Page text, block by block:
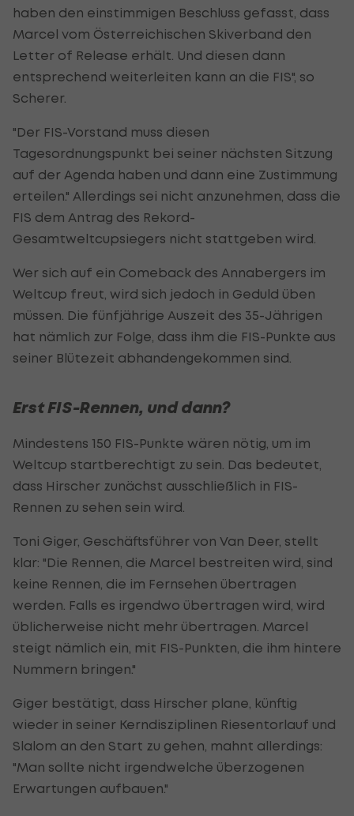
haben den einstimmigen Beschluss gefasst, dass
Marcel vom Österreichischen Skiverband den
Letter of Release erhält. Und diesen dann
entsprechend weiterleiten kann an die FIS", so
Scherer.
"Der FIS-Vorstand muss diesen
Tagesordnungspunkt bei seiner nächsten Sitzung
auf der Agenda haben und dann eine Zustimmung
erteilen." Allerdings sei nicht anzunehmen, dass die
FIS dem Antrag des Rekord-
Gesamtweltcupsiegers nicht stattgeben wird.
Wer sich auf ein Comeback des Annabergers im
Weltcup freut, wird sich jedoch in Geduld üben
müssen. Die fünfjährige Auszeit des 35-Jährigen
hat nämlich zur Folge, dass ihm die FIS-Punkte aus
seiner Blütezeit abhandengekommen sind.
Erst FIS-Rennen, und dann?
Mindestens 150 FIS-Punkte wären nötig, um im
Weltcup startberechtigt zu sein. Das bedeutet,
dass Hirscher zunächst ausschließlich in FIS-
Rennen zu sehen sein wird.
Toni Giger, Geschäftsführer von Van Deer, stellt
klar: "Die Rennen, die Marcel bestreiten wird, sind
keine Rennen, die im Fernsehen übertragen
werden. Falls es irgendwo übertragen wird, wird
üblicherweise nicht mehr übertragen. Marcel
steigt nämlich ein, mit FIS-Punkten, die ihm hintere
Nummern bringen."
Giger bestätigt, dass Hirscher plane, künftig
wieder in seiner Kerndisziplinen Riesentorlauf und
Slalom an den Start zu gehen, mahnt allerdings:
"Man sollte nicht irgendwelche überzogenen
Erwartungen aufbauen."